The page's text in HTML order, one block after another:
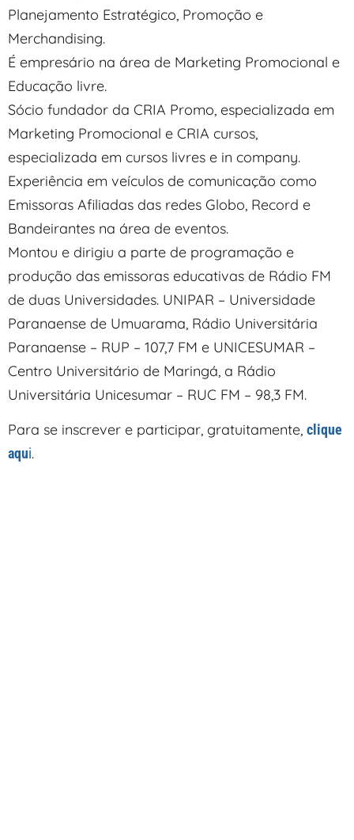
Planejamento Estratégico, Promoção e
Merchandising.
É empresário na área de Marketing Promocional e
Educação livre.
Sócio fundador da CRIA Promo, especializada em
Marketing Promocional e CRIA cursos,
especializada em cursos livres e in company.
Experiência em veículos de comunicação como
Emissoras Afiliadas das redes Globo, Record e
Bandeirantes na área de eventos.
Montou e dirigiu a parte de programação e
produção das emissoras educativas de Rádio FM
de duas Universidades. UNIPAR – Universidade
Paranaense de Umuarama, Rádio Universitária
Paranaense – RUP – 107,7 FM e UNICESUMAR –
Centro Universitário de Maringá, a Rádio
Universitária Unicesumar – RUC FM – 98,3 FM.
Para se inscrever e participar, gratuitamente, clique
aqui.